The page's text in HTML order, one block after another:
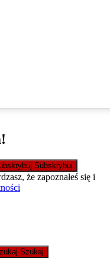
Subskrybuj
że zapoznałeś się i
Szukaj